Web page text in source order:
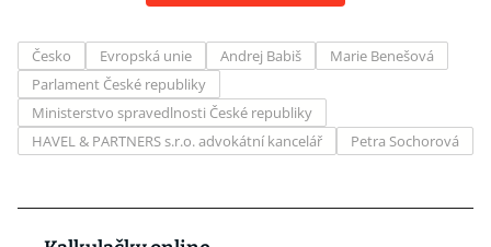
Česko Evropská unie Andrej Babiš
Marie Benešová
Parlament České republiky
Ministerstvo spravedlnosti České republiky
HAVEL & PARTNERS s.r.o. advokátní kancelář
Petra Sochorová